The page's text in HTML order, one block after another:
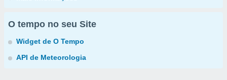
O tempo no seu Site
Widget de O Tempo
API de Meteorologia